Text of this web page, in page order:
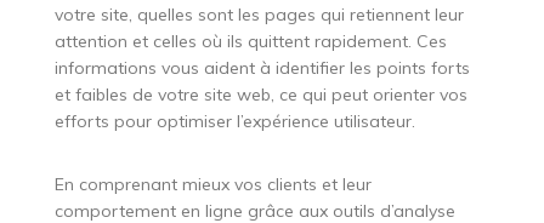
votre site, quelles sont les pages qui retiennent leur
attention et celles où ils quittent rapidement. Ces
informations vous aident à identifier les points forts
et faibles de votre site web, ce qui peut orienter vos
efforts pour optimiser l’expérience utilisateur.
En comprenant mieux vos clients et leur
comportement en ligne grâce aux outils d’analyse